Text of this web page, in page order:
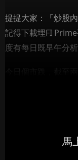
提提大家：「炒股
記得下載埋FI
度有每日既早午分
馬